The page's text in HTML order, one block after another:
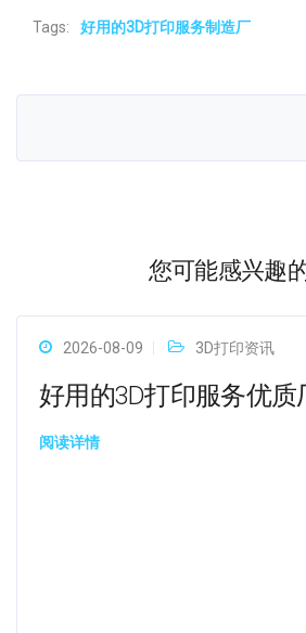
Tags: 好用的3D打印服务制造厂
您可能感兴趣
2026-08-09 3D打印资讯
好用的3D打印服务优质
阅读详情